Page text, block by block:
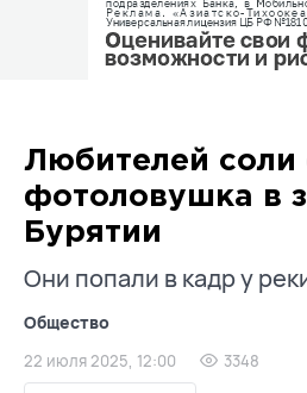
Любителей соли
фотоловушка в
Бурятии
Они попали в кадр у
Общество
22 июля 2025, 12:00 3348